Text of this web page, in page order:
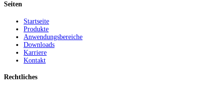
Seiten
Startseite
Produkte
Anwendungsbereiche
Downloads
Karriere
Kontakt
Rechtliches